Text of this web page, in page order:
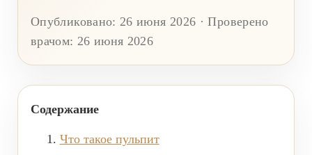
ПРОТЕЗИРОВАНИЕ
Протезирование на имплантах
Функциональная диагностика
Металлокерамические коронки
Безметалловая керамика
Опубликовано: 26 июня 2026 · Проверено
врачом: 26 июня 2026
Содержание
Что такое пульпит